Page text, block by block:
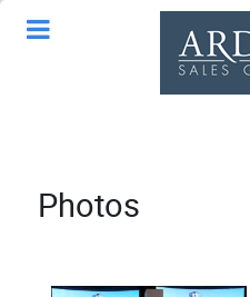
Photos